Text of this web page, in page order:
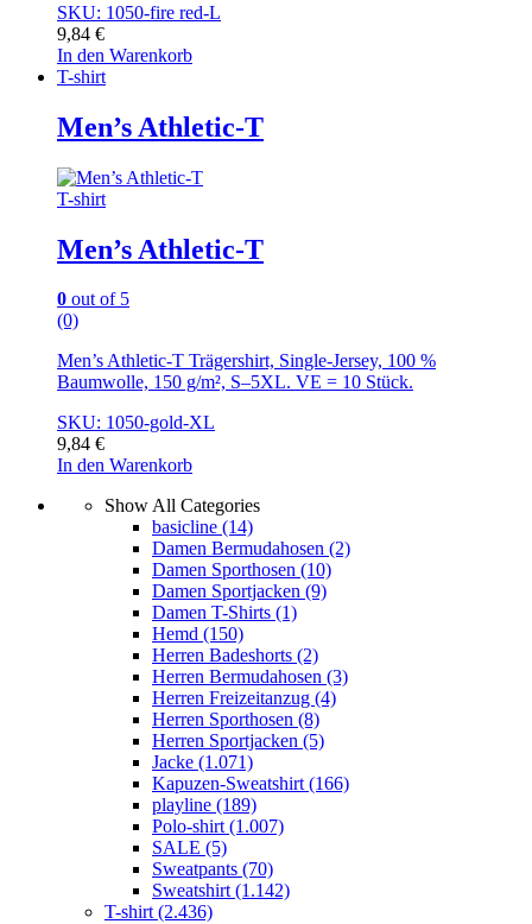
SKU: 1050-fire red-L
9,84 €
In den Warenkorb
T-shirt
Men’s Athletic-T
T-shirt
Men’s Athletic-T
0 out of 5
(0)
Men’s Athletic-T Trägershirt, Single-Jersey, 100 %
Baumwolle, 150 g/m², S–5XL. VE = 10 Stück.
SKU: 1050-gold-XL
9,84 €
In den Warenkorb
Show All Categories
basicline (14)
Damen Bermudahosen (2)
Damen Sporthosen (10)
Damen Sportjacken (9)
Damen T-Shirts (1)
Hemd (150)
Herren Badeshorts (2)
Herren Bermudahosen (3)
Herren Freizeitanzug (4)
Herren Sporthosen (8)
Herren Sportjacken (5)
Jacke (1.071)
Kapuzen-Sweatshirt(166)
playline (189)
Polo-shirt(1.007)
SALE (5)
Sweatpants (70)
Sweatshirt(1.142)
T-shirt(2.436)